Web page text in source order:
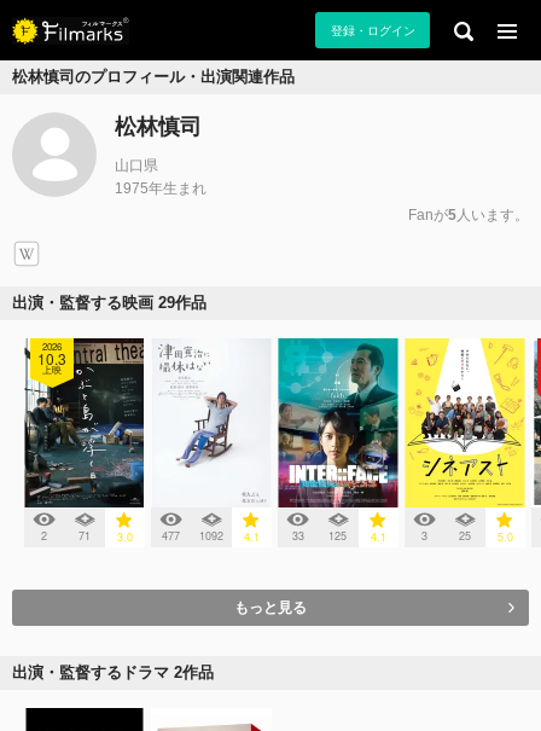
登録・ログイン
松林慎司のプロフィール・出演関連作品
松林慎司
山口県
1975年生まれ
Fanが5人います。
出演・監督する映画 29作品
2026
10.3
上映
2 71 3.0 477 1092 4.1 33 125 4.1 3 25 5.0
もっと見る
出演・監督するドラマ 2作品